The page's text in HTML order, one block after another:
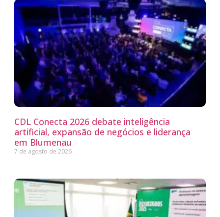
CDL Conecta 2026 debate inteligência
artificial, expansão de negócios e liderança
em Blumenau
7 de agosto de 2026